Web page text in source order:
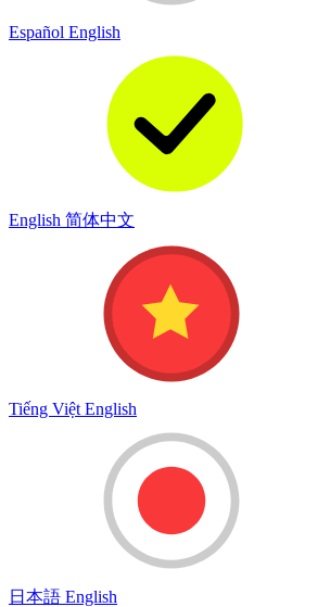
Español English
English 简体中文
Tiếng Việt English
日本語 English